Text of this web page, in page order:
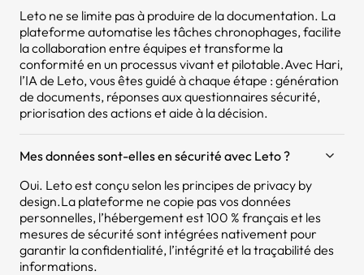
Leto ne se limite pas à produire de la documentation. La
plateforme automatise les tâches chronophages, facilite
la collaboration entre équipes et transforme la
conformité en un processus vivant et pilotable.Avec Hari,
l’IA de Leto, vous êtes guidé à chaque étape : génération
de documents, réponses aux questionnaires sécurité,
priorisation des actions et aide à la décision.
Mes données sont-elles en sécurité avec Leto ?
Oui. Leto est conçu selon les principes de privacy by
design.La plateforme ne copie pas vos données
personnelles, l’hébergement est 100 % français et les
mesures de sécurité sont intégrées nativement pour
garantir la confidentialité, l’intégrité et la traçabilité des
informations.